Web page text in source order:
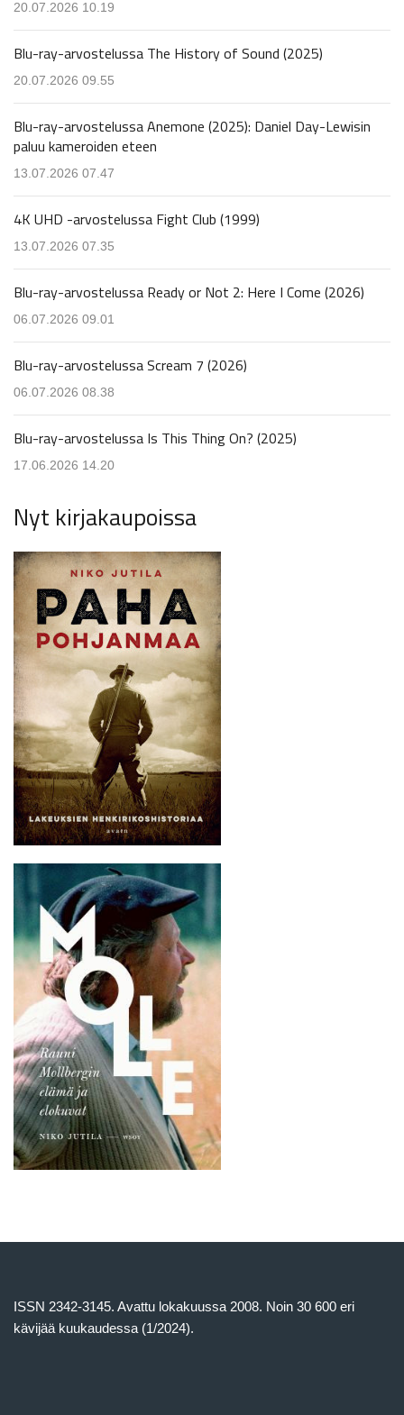
20.07.2026 10.19
Blu-ray-arvostelussa The History of Sound (2025)
20.07.2026 09.55
Blu-ray-arvostelussa Anemone (2025): Daniel Day-Lewisin
paluu kameroiden eteen
13.07.2026 07.47
4K UHD -arvostelussa Fight Club (1999)
13.07.2026 07.35
Blu-ray-arvostelussa Ready or Not 2: Here I Come (2026)
06.07.2026 09.01
Blu-ray-arvostelussa Scream 7 (2026)
06.07.2026 08.38
Blu-ray-arvostelussa Is This Thing On? (2025)
17.06.2026 14.20
Nyt kirjakaupoissa
ISSN 2342-3145. Avattu lokakuussa 2008. Noin 30 600 eri
kävijää kuukaudessa (1/2024).